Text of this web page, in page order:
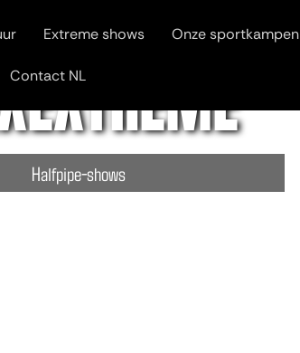
Extreme shows Onze sportkampen
Contact NL
Halfpipe-shows